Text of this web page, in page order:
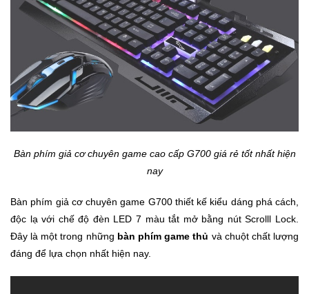
Bàn phím giả cơ chuyên game cao cấp G700 giá rẻ tốt nhất hiện
nay
Bàn phím giả cơ chuyên game G700 thiết kế kiểu dáng phá cách,
độc lạ với chế độ đèn LED 7 màu tắt mở bằng nút Scrolll Lock.
Đây là một trong những bàn phím game thủ và chuột chất lượng
đáng để lựa chọn nhất hiện nay.